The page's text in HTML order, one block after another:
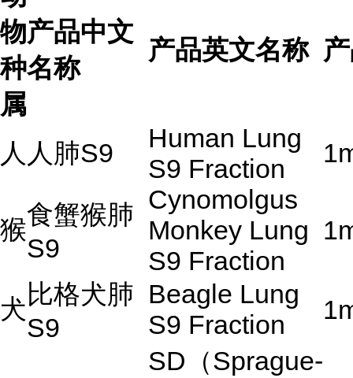
物
种
属
产品中文
名称
产品英文名称
人 人肺S9
Human Lung
S9 Fraction
猴食蟹猴肺
S9
Cynomolgus
Monkey Lung
S9 Fraction
犬比格犬肺
S9
Beagle Lung
S9 Fraction
SD （Sprague-